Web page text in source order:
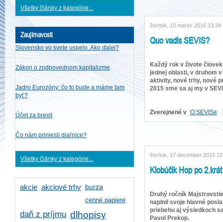
Všetky články z kategórie...
Zaujímavosti
Slovensko vo svete uspelo. Ako ďalej?
Zákon o zodpovednom kapitalizme
Jadro Eurozóny: čo to bude a máme tam
byť?
Účet za brexit
Čo nám priniesli diaľnice?
Všetky články z kategórie...
akcie akciové trhy burza
cenné papiere
daň z príjmu dlhopisy
štvrtok, 10 marec 2016 13:34
Quo vadis SEVIS?
Každý rok v živote
jednej oblasti, v druhom
aktivity, nové trhy, nové
2015 sme sa aj my v
Zverejnené v O SEVISe
štvrtok, 17 december 2015
Klobúčik Hop po
Druhý ročník
naplnil svoje hlavné
priebehu aj výsledkoch
Pavol Prekop.